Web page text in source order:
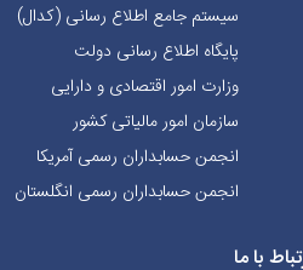
سیستم جامع اطلاع رسانی (کدال)
پایگاه اطلاع رسانی دولت
وزارت امور اقتصادی و دارایی
سازمان امور مالیاتی کشور
انجمن حسابداران رسمی آمریکا
انجمن حسابداران رسمی انگلستان
با ما